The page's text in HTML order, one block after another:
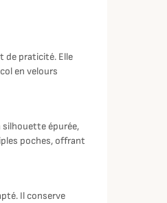
de praticité. Elle
en velours
silhouette épurée,
poches, offrant
Il conserve